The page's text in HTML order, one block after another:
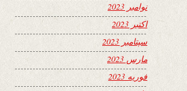
نوامبر 2023
اکتبر 2023
سپتامبر 2023
مارس 2023
فوریه 2023